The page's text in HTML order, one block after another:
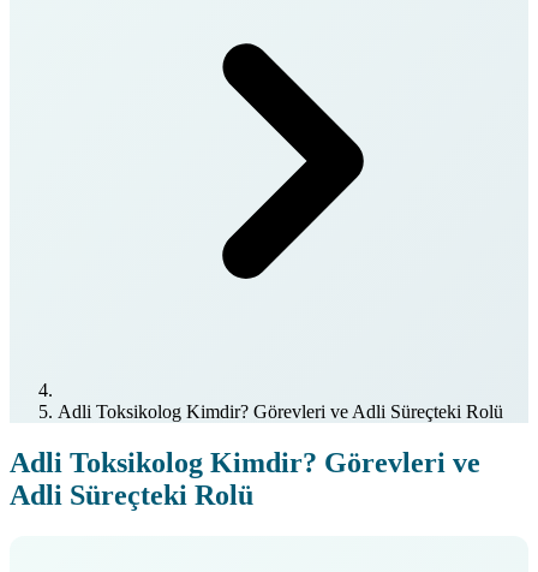
Adli Toksikolog Kimdir? Görevleri ve Adli Süreçteki Rolü
Adli Toksikolog Kimdir? Görevleri ve
Adli Süreçteki Rolü